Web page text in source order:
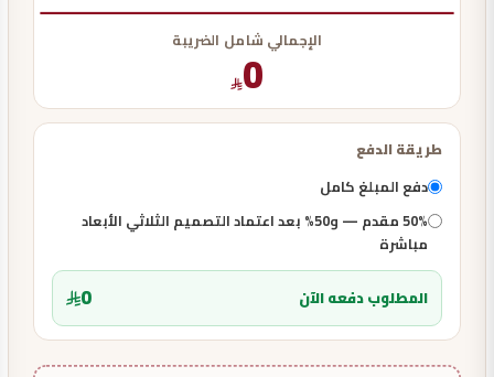
الإجمالي شامل الضريبة
0
طريقة الدفع
دفع المبلغ كامل
50% مقدم — و50% بعد اعتماد التصميم الثلاثي الأبعاد
مباشرة
المطلوب دفعه الآن 0